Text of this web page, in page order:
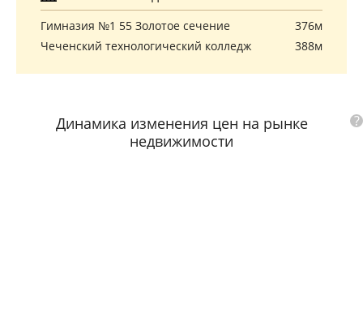
Гимназия №1 55 Золотое сечение
376м
Чеченский технологический колледж
388м
Динамика изменения цен на рынке
недвижимости
?